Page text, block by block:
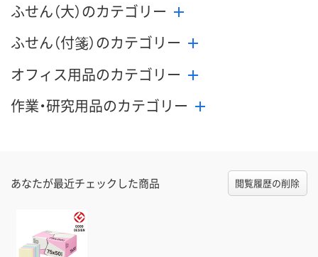
ふせん（大）のカテゴリー
ふせん（付箋）のカテゴリー
オフィス用品のカテゴリー
作業・研究用品のカテゴリー
あなたが最近チェックした商品 閲覧履歴の削除